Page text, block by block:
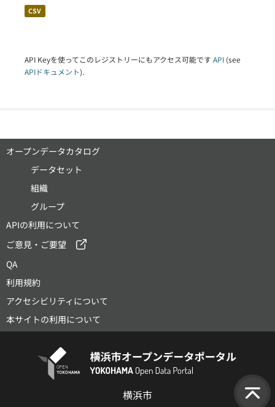
CSV
API Keyを使ってこのレジストリーにもアクセス可能です API (see
APIドキュメント).
オープンデータカタログ
データセット
組織
グループ
APIの利用について
ご意見・ご要望
QA
利用規約
アクセシビリティについて
本サイトの利用について
横浜市